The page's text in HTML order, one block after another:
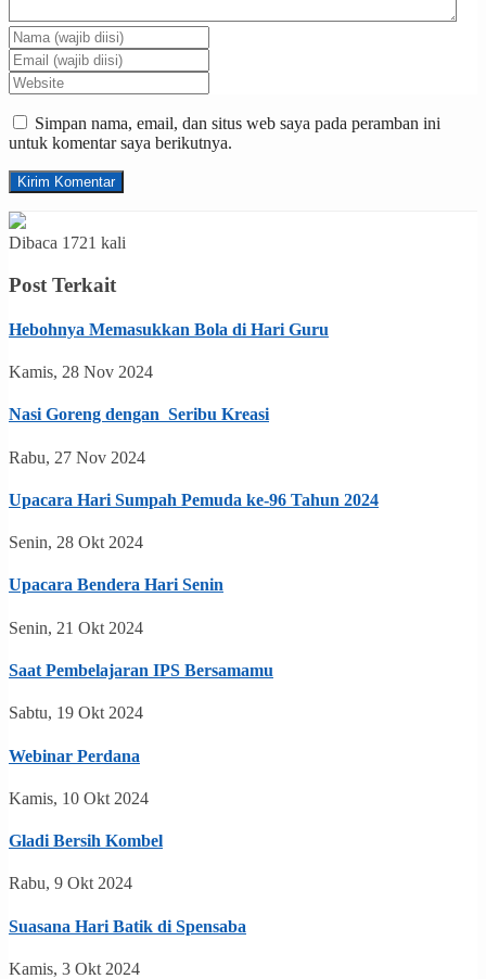
Simpan nama, email, dan situs web saya pada peramban ini
untuk komentar saya berikutnya.
Dibaca 1721 kali
Post Terkait
Hebohnya Memasukkan Bola di Hari Guru
Kamis, 28 Nov 2024
Nasi Goreng dengan Seribu Kreasi
Rabu, 27 Nov 2024
Upacara Hari Sumpah Pemuda ke-96 Tahun 2024
Senin, 28 Okt 2024
Upacara Bendera Hari Senin
Senin, 21 Okt 2024
Saat Pembelajaran IPS Bersamamu
Sabtu, 19 Okt 2024
Webinar Perdana
Kamis, 10 Okt 2024
Gladi Bersih Kombel
Rabu, 9 Okt 2024
Suasana Hari Batik di Spensaba
Kamis, 3 Okt 2024